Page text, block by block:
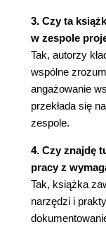
Praktyka
3. Czy ta
w zespole
Tak, autorzy
wspólne
angażowanie
przekłada się
zespole.
4. Czy znajdę
pracy z
Tak, książka
narzędzi i